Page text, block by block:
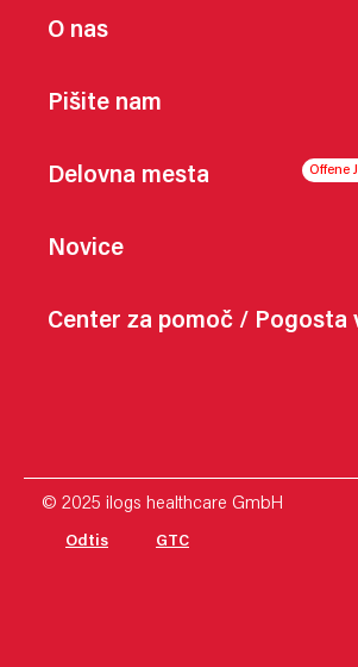
O nas
Pišite nam
Delovna mesta
Novice
Center za pomoč / Pogosta
© 2025 ilogs healthcare GmbH
Odtis GTC